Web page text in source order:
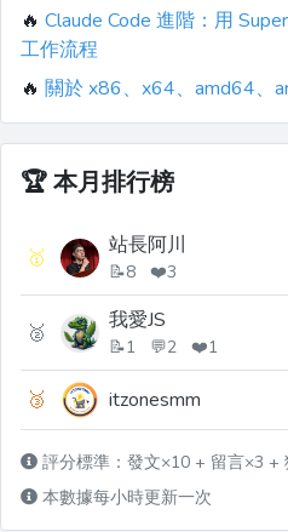
🔥 Claude Code 進階：用
工作流程
🔥 關於 x86、x64、amd64、
🏆本月排行榜
🥇 站長阿川
📝8 ❤️3
🥈 我愛JS
📝1 💬2 ❤️1
🥉 itzonesmm
評分標準：發文×10 + 留言×3
本數據每小時更新一次